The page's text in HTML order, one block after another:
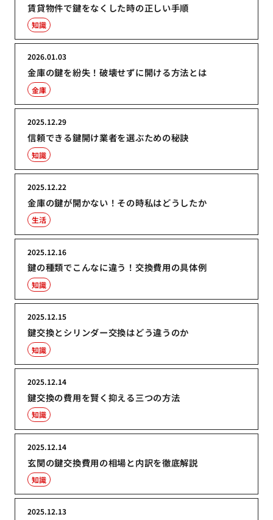
賃貸物件で鍵をなくした時の正しい手順
知識
金庫の鍵を紛失！破壊せずに開ける方法とは
2026.01.03
金庫
信頼できる鍵開け業者を選ぶための秘訣
2025.12.29
知識
金庫の鍵が開かない！その時私はどうしたか
2025.12.22
生活
鍵の種類でこんなに違う！交換費用の具体例
2025.12.16
知識
鍵交換とシリンダー交換はどう違うのか
2025.12.15
知識
鍵交換の費用を賢く抑える三つの方法
2025.12.14
知識
玄関の鍵交換費用の相場と内訳を徹底解説
2025.12.14
知識
2025.12.13